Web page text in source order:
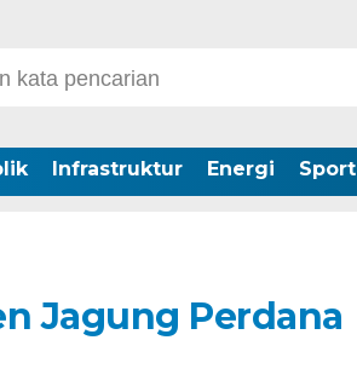
Infrastruktur Energi Sport
Jagung Perdana